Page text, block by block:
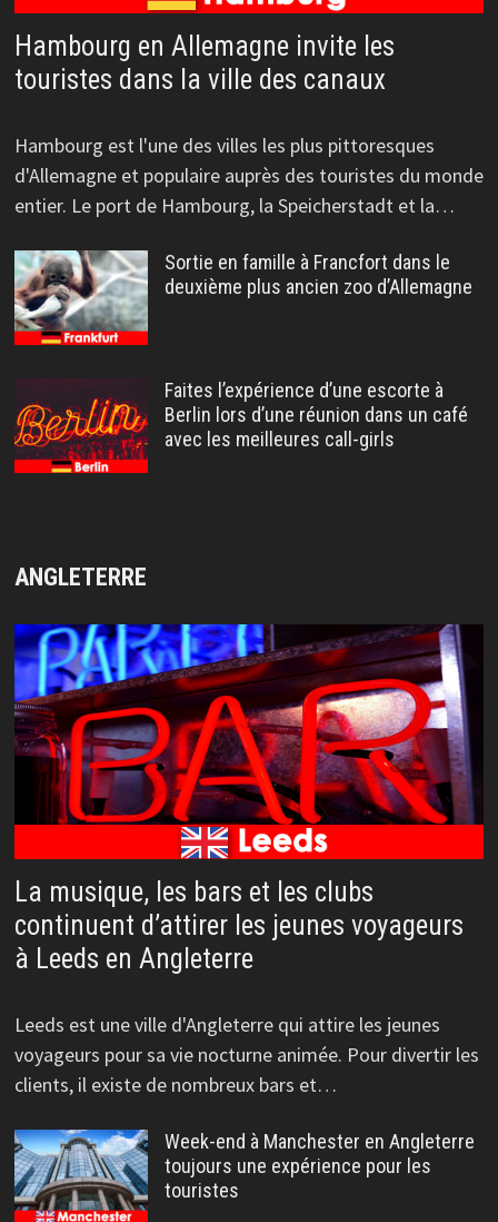
Hambourg en Allemagne invite les
touristes dans la ville des canaux
Hambourg est l'une des villes les plus pittoresques
d'Allemagne et populaire auprès des touristes du monde
entier. Le port de Hambourg, la Speicherstadt et la…
Sortie en famille à Francfort dans le
deuxième plus ancien zoo d’Allemagne
Faites l’expérience d’une escorte à
Berlin lors d’une réunion dans un café
avec les meilleures call-girls
ANGLETERRE
La musique, les bars et les clubs
continuent d’attirer les jeunes voyageurs
à Leeds en Angleterre
Leeds est une ville d'Angleterre qui attire les jeunes
voyageurs pour sa vie nocturne animée. Pour divertir les
clients, il existe de nombreux bars et…
Week-end à Manchester en Angleterre
toujours une expérience pour les
touristes